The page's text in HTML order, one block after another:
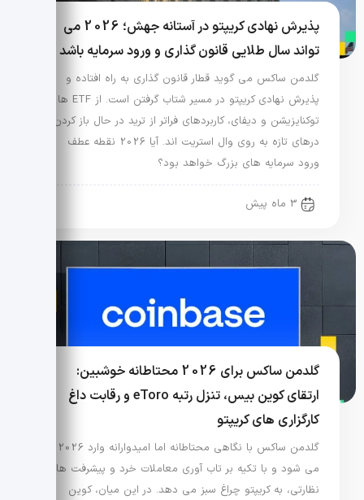
پذیرش نهادی کریپتو در آستانه جهش؛ 2026 می
تواند سال طلایی قانون گذاری و ورود سرمایه باشد
گلدمن ساکس می گوید قطار قانون گذاری به راه افتاده و
پذیرش نهادی کریپتو در مسیر شتاب گرفتن است. از ETF ها تا
توکنایزیشن و دیفای، کاربردهای فراتر از ترید در حال باز کردن
درهای تازه به روی وال استریت اند. آیا 2026 نقطه عطف
ورود سرمایه های بزرگ خواهد بود؟
3 ماه پیش
گلدمن ساکس برای 2026 محتاطانه خوشبین:
ارتقای کوین بیس، تنزل رتبه eToro و رقابت داغ
کارگزاری های کریپتو
گلدمن ساکس با نگاهی محتاطانه اما امیدوارانه وارد 2026
می شود و با تکیه بر تاب آوری معاملات خرد و پیشرفت های
نظارتی، به کریپتو چراغ سبز می دهد. در این میان، کوین